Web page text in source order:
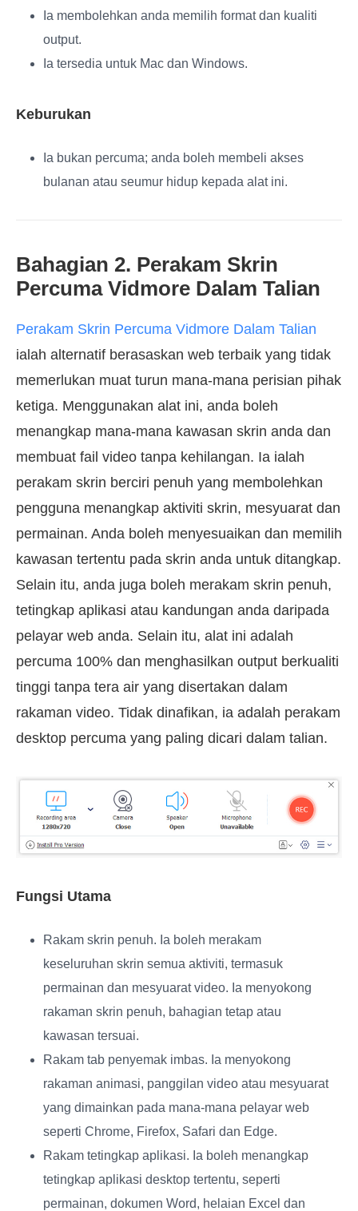
Ia membolehkan anda memilih format dan kualiti
output.
Ia tersedia untuk Mac dan Windows.
Keburukan
Ia bukan percuma; anda boleh membeli akses
bulanan atau seumur hidup kepada alat ini.
Bahagian 2. Perakam Skrin
Percuma Vidmore Dalam Talian
Perakam Skrin Percuma Vidmore Dalam Talian
ialah alternatif berasaskan web terbaik yang tidak
memerlukan muat turun mana-mana perisian pihak
ketiga. Menggunakan alat ini, anda boleh
menangkap mana-mana kawasan skrin anda dan
membuat fail video tanpa kehilangan. Ia ialah
perakam skrin berciri penuh yang membolehkan
pengguna menangkap aktiviti skrin, mesyuarat dan
permainan. Anda boleh menyesuaikan dan memilih
kawasan tertentu pada skrin anda untuk ditangkap.
Selain itu, anda juga boleh merakam skrin penuh,
tetingkap aplikasi atau kandungan anda daripada
pelayar web anda. Selain itu, alat ini adalah
percuma 100% dan menghasilkan output berkualiti
tinggi tanpa tera air yang disertakan dalam
rakaman video. Tidak dinafikan, ia adalah perakam
desktop percuma yang paling dicari dalam talian.
Fungsi Utama
Rakam skrin penuh. Ia boleh merakam
keseluruhan skrin semua aktiviti, termasuk
permainan dan mesyuarat video. Ia menyokong
rakaman skrin penuh, bahagian tetap atau
kawasan tersuai.
Rakam tab penyemak imbas. Ia menyokong
rakaman animasi, panggilan video atau mesyuarat
yang dimainkan pada mana-mana pelayar web
seperti Chrome, Firefox, Safari dan Edge.
Rakam tetingkap aplikasi. Ia boleh menangkap
tetingkap aplikasi desktop tertentu, seperti
permainan, dokumen Word, helaian Excel dan